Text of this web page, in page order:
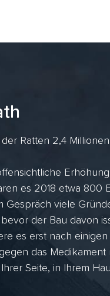
Ratten 2,4
es 2018 etwa 800
Gespräch viele
der Bau davon
es erst nach einigen
das Medikament
Seite, in Ihrem